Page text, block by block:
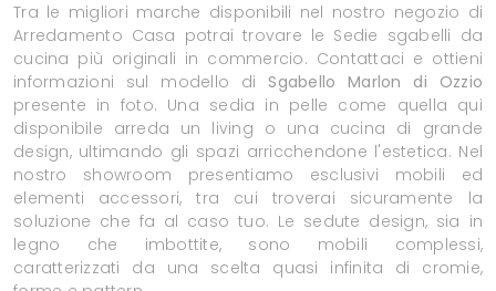
Tra le migliori marche disponibili nel nostro negozio di
Arredamento Casa potrai trovare le Sedie sgabelli da
cucina più originali in commercio. Contattaci e ottieni
informazioni sul modello di Sgabello Marlon di Ozzio
presente in foto. Una sedia in pelle come quella qui
disponibile arreda un living o una cucina di grande
design, ultimando gli spazi arricchendone l'estetica. Nel
nostro showroom presentiamo esclusivi mobili ed
elementi accessori, tra cui troverai sicuramente la
soluzione che fa al caso tuo. Le sedute design, sia in
legno che imbottite, sono mobili complessi,
caratterizzati da una scelta quasi infinita di cromie,